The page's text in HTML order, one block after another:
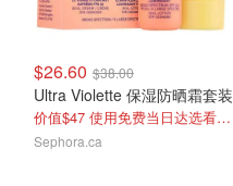
$26.60 $38.00
Ultra Violette 保湿防晒霜套装
价值$47 使用免费当日达选看附近库存
Sephora.ca